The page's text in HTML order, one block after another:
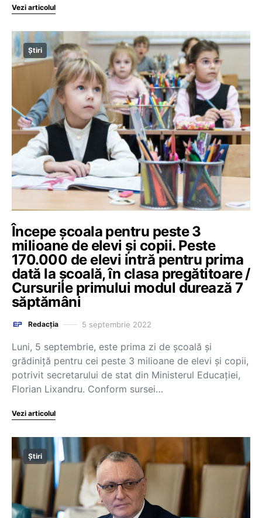
Vezi articolul
Știri
Începe școala pentru peste 3
milioane de elevi și copii. Peste
170.000 de elevi intră pentru prima
dată la școală, în clasa pregătitoare /
Cursurile primului modul durează 7
săptămâni
Redacția 5 septembrie 2022
Luni, 5 septembrie, este prima zi de școală și
grădiniță pentru cei peste 3 milioane de elevi și copii,
potrivit secretarului de stat din Ministerul Educației,
Florian Lixandru. Conform sursei…
Vezi articolul
Știri